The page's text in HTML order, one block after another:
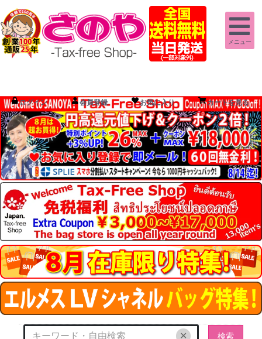
メニュー
ログイン 会員登録 お気に入り カートを見る
✕ 検索